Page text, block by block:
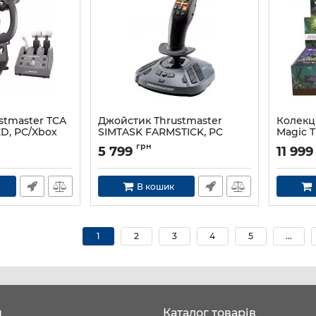
TCA
PC/Xbox
Джойстик Thrustmaster
SIMTASK FARMSTICK, PC
Артикул: 2960889
5 799 грн
В кошик
Magic
of
box
Артикул:
11 999
1 2 3 4 5 ...
Каталог товарів